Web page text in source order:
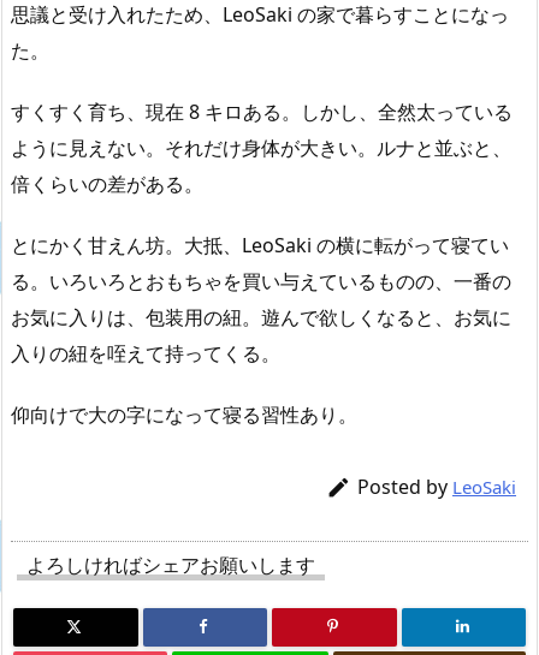
思議と受け入れたため、LeoSaki の家で暮らすことになっ
た。
すくすく育ち、現在 8 キロある。しかし、全然太っている
ように見えない。それだけ身体が大きい。ルナと並ぶと、
倍くらいの差がある。
とにかく甘えん坊。大抵、LeoSaki の横に転がって寝てい
る。いろいろとおもちゃを買い与えているものの、一番の
お気に入りは、包装用の紐。遊んで欲しくなると、お気に
入りの紐を咥えて持ってくる。
仰向けで大の字になって寝る習性あり。
 Posted by LeoSaki
よろしければシェアお願いします